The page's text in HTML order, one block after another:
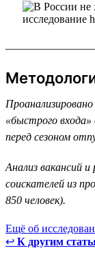
«быстрого входа»
перед сезоном
Анализ вакансий и
соискателей из
850 человек).
Ещё об
↩ К другим